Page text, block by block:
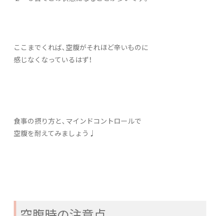
ここまでくれば、空腹がそれほど辛いものに
感じなくなっているはず！
食事の摂り方と、マインドコントロールで
空腹を耐えてみましょう♩